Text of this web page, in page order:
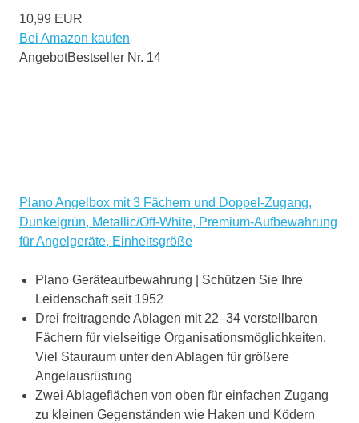
10,99 EUR
Bei Amazon kaufen
AngebotBestseller Nr. 14
Plano Angelbox mit 3 Fächern und Doppel-Zugang,
Dunkelgrün, Metallic/Off-White, Premium-Aufbewahrung
für Angelgeräte, Einheitsgröße
Plano Geräteaufbewahrung | Schützen Sie Ihre
Leidenschaft seit 1952
Drei freitragende Ablagen mit 22–34 verstellbaren
Fächern für vielseitige Organisationsmöglichkeiten.
Viel Stauraum unter den Ablagen für größere
Angelausrüstung
Zwei Ablageflächen von oben für einfachen Zugang
zu kleinen Gegenständen wie Haken und Ködern